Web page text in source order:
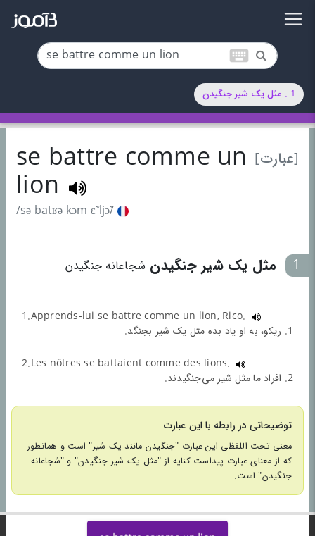
keyboard
1 . مثل یک شیر جنگیدن
[عبارت] se battre comme un
lion
/sə batʁə kɔm ɛ̃ ljɔ̃/
1 مثل یک شیر جنگیدن شجاعانه جنگیدن
1.Apprends-lui se battre comme un lion, Rico.
1. ریکو، به او یاد بده مثل یک شیر بجنگد.
2.Les nôtres se battaient comme des lions.
2. افراد ما مثل شیر می‌جنگیدند.
توضیحاتی در رابطه با این عبارت
معنی تحت اللفظی این عبارت "جنگیدن مانند یک شیر" است و همانطور
که از معنای عبارت پیداست کنایه از "مثل یک شیر جنگیدن" و "شجاعانه
جنگیدن" است.